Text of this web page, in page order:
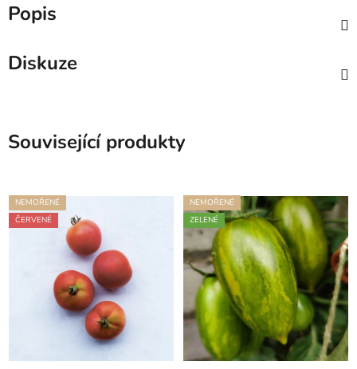
Popis
Diskuze
Související produkty
NEMOŘENÉ
ČERVENÉ
NEMOŘENÉ
ZELENÉ